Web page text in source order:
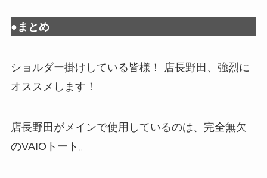
●まとめ
ショルダー掛けしている皆様！ 店長野田、強烈に
オススメします！
店長野田がメインで使用しているのは、完全無欠
のVAIOトート。